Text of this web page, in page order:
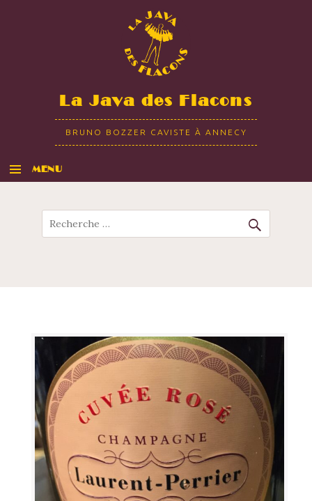
La Java des Flacons
BRUNO BOZZER CAVISTE À ANNECY
MENU
Recherche